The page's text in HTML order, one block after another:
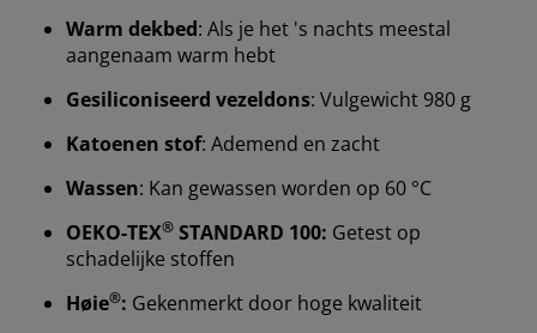
Warm dekbed: Als je het 's nachts meestal
aangenaam warm hebt
Gesiliconiseerd vezeldons: Vulgewicht 980 g
Katoenen stof: Ademend en zacht
Wassen: Kan gewassen worden op 60 °C
OEKO-TEX® STANDARD 100: Getest op
schadelijke stoffen
Høie®: Gekenmerkt door hoge kwaliteit
We personaliseren jouw ervaring
Bij JYSK gebruiken we cookies en mobiele identifiers